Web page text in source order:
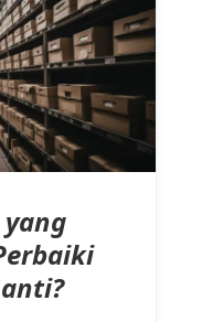
yang